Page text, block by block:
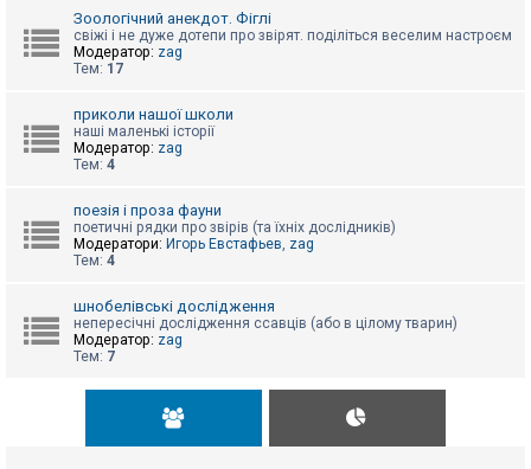
Зоологічний анекдот. Фіглі
свіжі і не дуже дотепи про звірят. поділіться веселим настроєм
Модератор: zag
Тем: 17
приколи нашої школи
наші маленькі історії
Модератор: zag
Тем: 4
поезія і проза фауни
поетичні рядки про звірів (та їхніх дослідників)
Модератори: Игорь Евстафьев, zag
Тем: 4
шнобелівські дослідження
непересічні дослідження ссавців (або в цілому тварин)
Модератор: zag
Тем: 7